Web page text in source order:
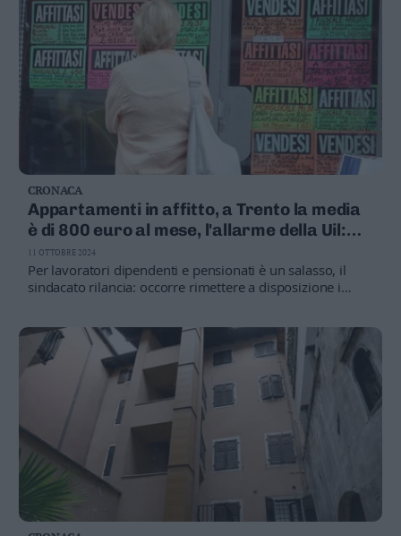
CRONACA
Appartamenti in affitto, a Trento la media
è di 800 euro al mese, l'allarme della Uil:
situazione allarmante
Per lavoratori dipendenti e pensionati è un salasso, il
sindacato rilancia: occorre rimettere a disposizione i
11 OTTOBRE 2024